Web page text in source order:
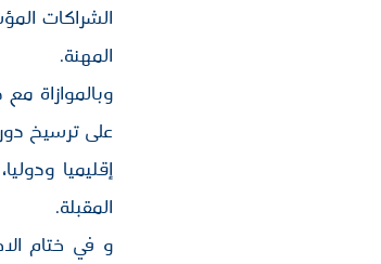
الشراكات
المهنة.
وبالموازاة
على ترسيخ
إقليميا
المقبلة.
و في ختام